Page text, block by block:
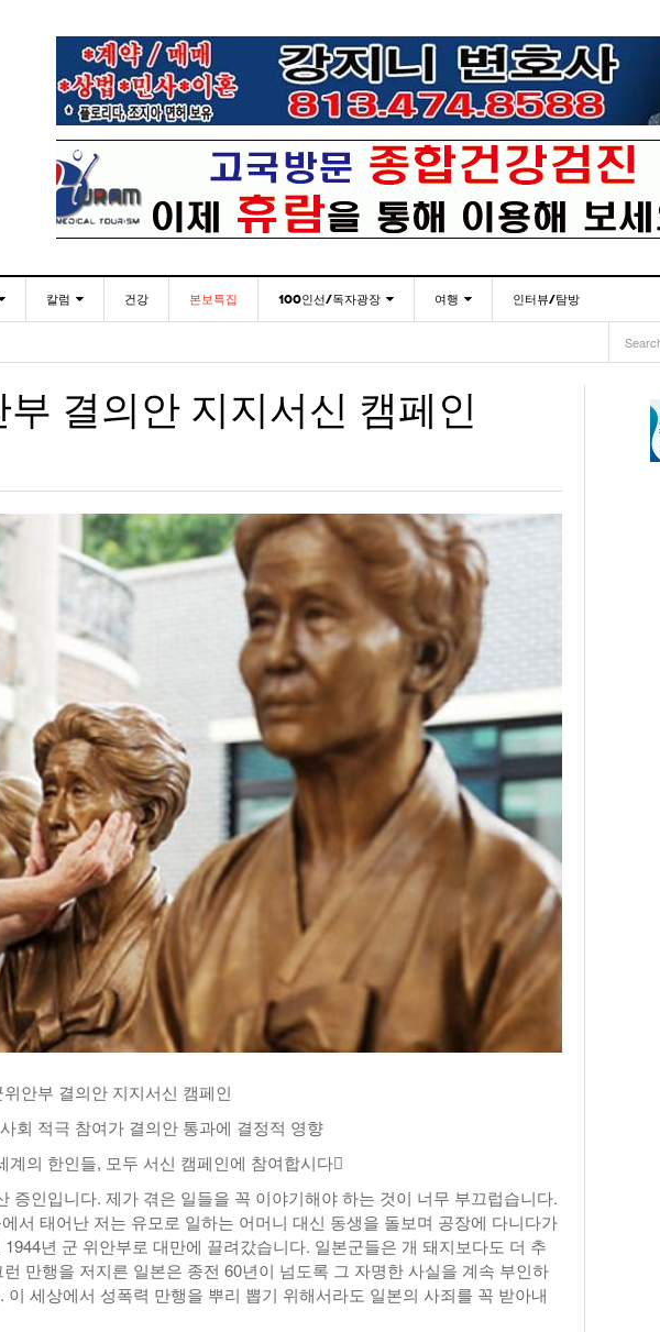
통합한국학교 개학식 및 학생모집- 10 hours ago
한인들 다수인 오버스테이 불법체류자들 국내선
공항에서 무더기 체포되고 있다
- 10 hours ago
한인들 많은 오버스테이 불법체류 형사처벌한다 -
2026년 07월 30일
View All
칼럼
이명덕칼럼
<발행인 편지>플로리다코리아 “연합회 모든 기사 취재거
<발행인칼럼> 본사 ‘문화사업’에 후원과 격려 이어져
2015년 03월 11일
<발행인칼럼> 한인사회 화합 원한다면 ‘한인회관’ 포기해
- 2015년 02월 18일
View All
건강 본보특집 100인선/독자광장
미주 이민 100주년 기념,
여행
낚시/비치
주유 한
인터뷰/탐방
결의안 지지서신 캠페인
안부 결의안 지지서신 캠페인
회 적극 참여가 결의안 통과에 결정적 영향
계의 한인들, 모두 서신 캠페인에 참여합시다󰡓
증인입니다. 제가 겪은 일들을 꼭 이야기해야 하는 것이 너무 부끄럽습니다.
서 태어난 저는 유모로 일하는 어머니 대신 동생을 돌보며 공장에 다니다가
1944년 군 위안부로 대만에 끌려갔습니다. 일본군들은 개 돼지보다도 더 추
만행을 저지른 일본은 종전 60년이 넘도록 그 자명한 사실을 계속 부인하
이 세상에서 성폭력 만행을 뿌리 뽑기 위해서라도 일본의 사죄를 꼭 받아내